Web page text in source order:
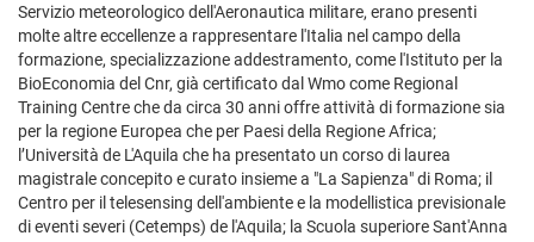
Servizio meteorologico dell'Aeronautica militare, erano presenti
molte altre eccellenze a rappresentare l'Italia nel campo della
formazione, specializzazione addestramento, come l'Istituto per la
BioEconomia del Cnr, già certificato dal Wmo come Regional
Training Centre che da circa 30 anni offre attività di formazione sia
per la regione Europea che per Paesi della Regione Africa;
l’Università de L'Aquila che ha presentato un corso di laurea
magistrale concepito e curato insieme a "La Sapienza" di Roma; il
Centro per il telesensing dell'ambiente e la modellistica previsionale
di eventi severi (Cetemps) de l'Aquila; la Scuola superiore Sant'Anna